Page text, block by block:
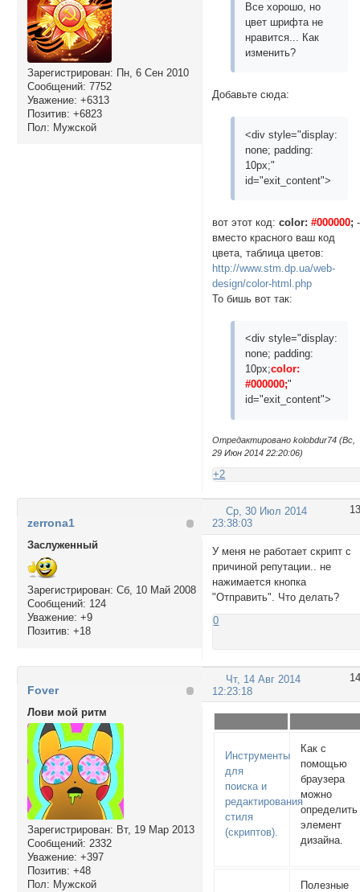
Зарегистрирован: Пн, 6 Сен 2010
Сообщений: 7752
Уважение: +6313
Позитив: +6823
Пол: Мужской
Все хорошо, но
цвет шрифта не
нравится... Как
изменить?
Добавьте сюда:
<div style="display:
none; padding:
10px;"
id="exit_content">
вот этот код:color:#000000; -
вместо красного ваш код
цвета, таблица цветов:
http://www.stm.dp.ua/web-
design/color-html.php
То бишь вот так:
<div style="display:
none; padding:
10px;color:
#000000;"
id="exit_content">
Отредактировано kolobdur74 (Вс,
29 Июн 2014 22:20:06)
+2
13
Ср, 30 Июл 2014
23:38:03
zerrona1
Заслуженный
Зарегистрирован: Сб, 10 Май 2008
Сообщений: 124
Уважение: +9
Позитив: +18
У меня не работает скрипт с
причиной репутации.. не
нажимается кнопка
"Отправить". Что делать?
0
14
Чт, 14 Авг 2014
12:23:18
Fover
Лови мой ритм
Зарегистрирован: Вт, 19 Мар 2013
Сообщений: 2332
Уважение: +397
Позитив: +48
Пол: Мужской
Инструменты
для
поиска и
редактирования
стиля
(скриптов).
Как с
помощью
браузера
можно
определить
элемент
дизайна.
Полезные